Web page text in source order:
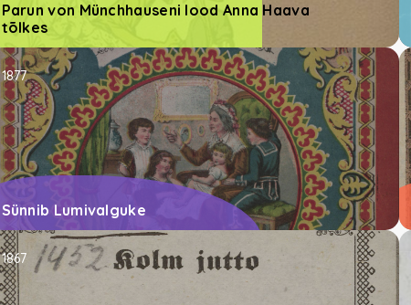
Parun von Münchhauseni lood Anna Haava
tõlkes
Sünnib Lumivalguke
1877
1867